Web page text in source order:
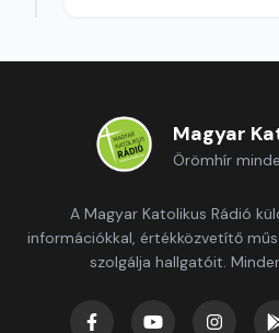
Magyar
Örömhír
A Magyar Katolikus Rádió
információkkal, értékközvetítő
szolgálja hallgatóit.